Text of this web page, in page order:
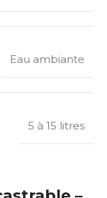
Eau ambiante
5 à 15 litres